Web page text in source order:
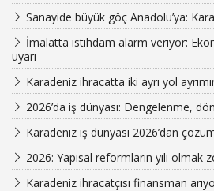
Sanayide büyük göç Anadolu’ya:
İmalatta istihdam alarm veriyor:
uyarı
Karadeniz ihracatta iki ayrı yol
2026’da iş dünyası: Dengelenme,
Karadeniz iş dünyası 2026’dan
2026: Yapısal reformların yılı olmak
Karadeniz ihracatçısı finansman